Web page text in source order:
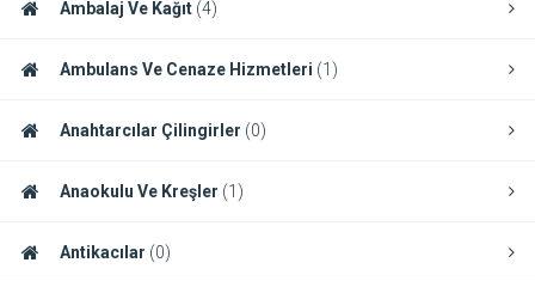
Ambalaj Ve Kağıt (4)
Ambulans Ve Cenaze Hizmetleri (1)
Anahtarcılar Çilingirler (0)
Anaokulu Ve Kreşler (1)
Antikacılar (0)